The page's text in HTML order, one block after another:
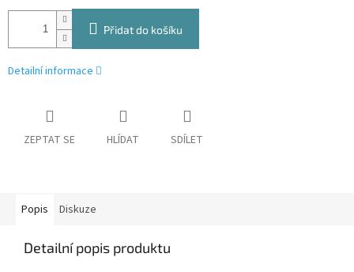
Přidat do košíku
Detailní informace
ZEPTAT SE HLÍDAT SDÍLET
Popis Diskuze
Detailní popis produktu